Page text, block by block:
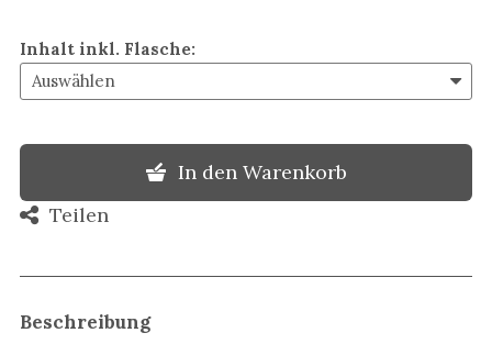
Inhalt inkl. Flasche:
In den Warenkorb
Teilen
Beschreibung